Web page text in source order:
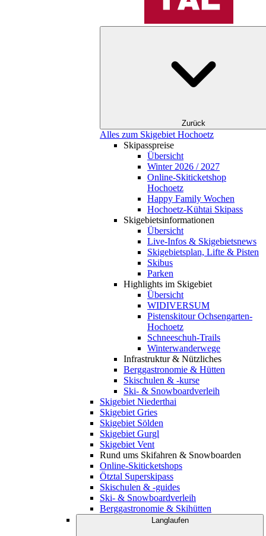
Zurück
Alles zum Skigebiet Hochoetz
Skipasspreise
Übersicht
Winter 2026 / 2027
Online-Skiticketshop
Hochoetz
Happy Family Wochen
Hochoetz-Kühtai Skipass
Skigebietsinformationen
Übersicht
Live-Infos & Skigebietsnews
Skigebietsplan, Lifte & Pisten
Skibus
Parken
Highlights im Skigebiet
Übersicht
WIDIVERSUM
Pistenskitour Ochsengarten-
Hochoetz
Schneeschuh-Trails
Winterwanderwege
Infrastruktur & Nützliches
Berggastronomie & Hütten
Skischulen & -kurse
Ski- & Snowboardverleih
Skigebiet Niederthai
Skigebiet Gries
Skigebiet Sölden
Skigebiet Gurgl
Skigebiet Vent
Rund ums Skifahren & Snowboarden
Online-Skiticketshops
Ötztal Superskipass
Skischulen & -guides
Ski- & Snowboardverleih
Berggastronomie & Skihütten
Langlaufen